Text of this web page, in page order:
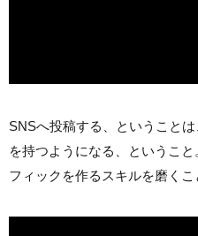
SNSへ投稿する、ということ
を持つようになる、というこ
フィックを作るスキルを磨くこ